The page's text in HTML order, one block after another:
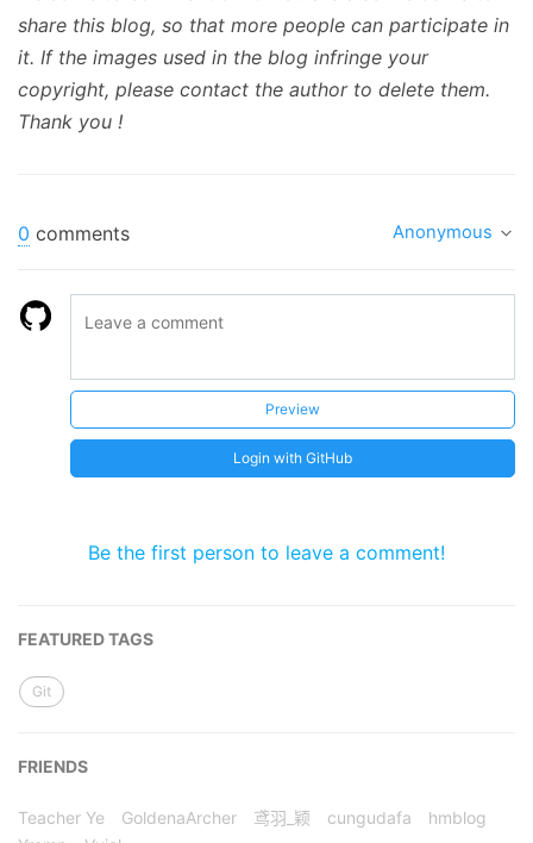
share this blog, so that more people can participate in
it. If the images used in the blog infringe your
copyright, please contact the author to delete them.
Thank you !
0 comments Anonymous
Preview
Login with GitHub
Be the first person to leave a comment!
FEATURED TAGS
Git
FRIENDS
Teacher Ye GoldenaArcher 鸢羽_颖 cungudafa
hmblog